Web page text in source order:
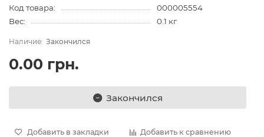
Код товара:
000005554
Вес:
0.1 кг
Закончился
0.00 грн.
Закончился
Добавить в закладки Добавить к сравнению